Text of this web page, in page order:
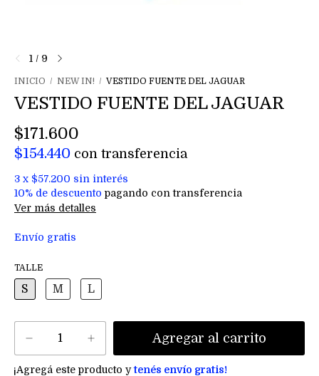
1 / 9
INICIO / NEW IN! / VESTIDO FUENTE DEL JAGUAR
VESTIDO FUENTE DEL JAGUAR
$171.600
$154.440 con transferencia
3 x $57.200 sin interés
10% de descuento pagando con transferencia
Ver más detalles
Envío gratis
TALLE
S M L
¡Agregá este producto ytenés envío gratis!